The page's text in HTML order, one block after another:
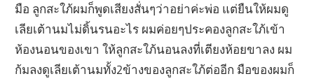
มือ ลูกสะใภ้ผมก็พูดเสียงสั่นๆว่าอย่าค่ะพ่อ แต่ยืนให้ผมดู
เลียเต้านมไม่ดิ้นรนอะไร ผมค่อยๆประคองลูกสะใภ้เข้า
ห้องนอนของเขา ให้ลูกสะใภ้นอนลงที่เตียงห้อยขาลง ผม
ก้มลงดูเลียเต้านมทั้ง2ข้างของลูกสะใภ้ต่ออีก มือของผมก็